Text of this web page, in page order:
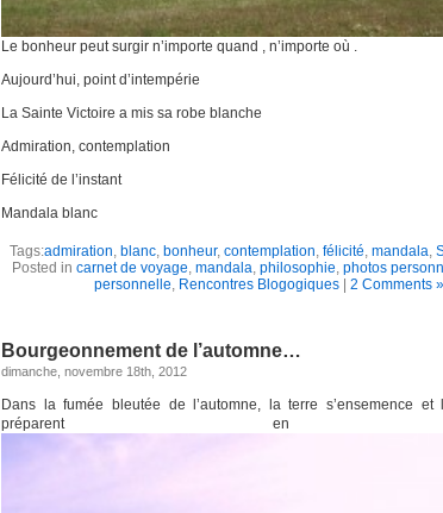
Le bonheur peut surgir n’importe quand , n’importe où .
Aujourd’hui, point d’intempérie
La Sainte Victoire a mis sa robe blanche
Admiration, contemplation
Félicité de l’instant
Mandala blanc
Tags:admiration blanc, bonheur, contemplation félicité mandala
Posted in carnet de voyage mandala philosophie photos
personnelle Rencontres Blogogiques | 2 Comments »
Bourgeonnement de l’automne…
dimanche, novembre 18th, 2012
Dans la fumée bleutée de l’automne, la terre s’ensemence et
préparent en